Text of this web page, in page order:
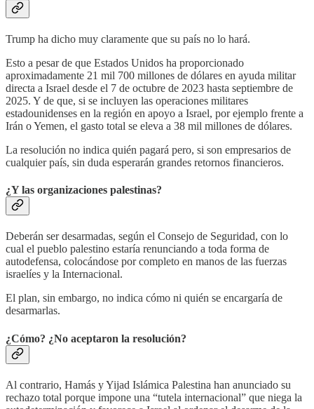
Trump ha dicho muy claramente que su país no lo hará.
Esto a pesar de que Estados Unidos ha proporcionado
aproximadamente 21 mil 700 millones de dólares en ayuda militar
directa a Israel desde el 7 de octubre de 2023 hasta septiembre de
2025. Y de que, si se incluyen las operaciones militares
estadounidenses en la región en apoyo a Israel, por ejemplo frente a
Irán o Yemen, el gasto total se eleva a 38 mil millones de dólares.
La resolución no indica quién pagará pero, si son empresarios de
cualquier país, sin duda esperarán grandes retornos financieros.
¿Y las organizaciones palestinas?
Deberán ser desarmadas, según el Consejo de Seguridad, con lo
cual el pueblo palestino estaría renunciando a toda forma de
autodefensa, colocándose por completo en manos de las fuerzas
israelíes y la Internacional.
El plan, sin embargo, no indica cómo ni quién se encargaría de
desarmarlas.
¿Cómo? ¿No aceptaron la resolución?
Al contrario, Hamás y Yijad Islámica Palestina han anunciado su
rechazo total porque impone una “tutela internacional” que niega la